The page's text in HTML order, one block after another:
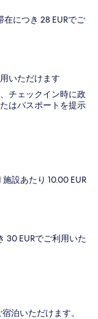
在につき 28 EURでご
いただけます
チェックイン時に政
はパスポートを提示
設あたり 10.00 EUR
30 EURでご利用いた
泊いただけます。